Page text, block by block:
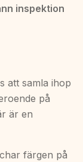
inspektion
att samla ihop
på
är en
färgen på